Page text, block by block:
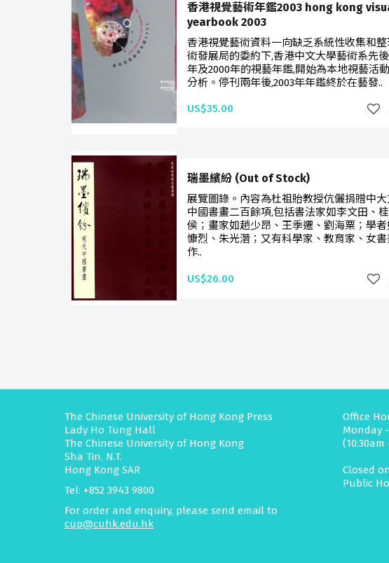
香港視覺藝術年鑑2003 hong kong
yearbook 2003
香港視覺藝術資料一向缺乏系統性收集和
術發展局的委約下,香港中文大學藝術系先
年及2000年的視藝年鑑,開始為本地視藝活
分析。停刊兩年後,2003年年鑑終於在藝發..
US$35.00
瑞墨繽紛 (Out of Stock)
展覽圖錄。內容為杜祖貽教授伉儷捐贈中
中國書畫二百餘項,包括書法家如李文田、
侯；畫家如趙少昂、王季遷、劉海粟；學
慷烈、朱光潛；又有科學家、教育家、女
作..
US$26.00
The Chinese University of Hong Kong Press
Lady Ho Tung Hall
The Chinese University of Hong Kong
Sha Tin, N.T.
Hong Kong SAR
Tel: +852 3943 9800
For order and enquiry, please send email to
cup@cuhk.edu.hk
Office
Monday
(10:30am
Closed
Public